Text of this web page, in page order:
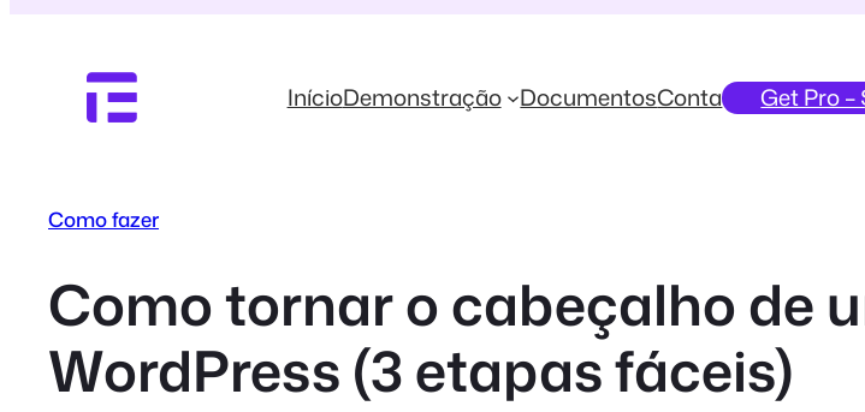
conteúdo
InícioDemonstração DocumentosConta Get Pro –
Como fazer
Como tornar o cabeçalho de
WordPress (3 etapas fáceis)